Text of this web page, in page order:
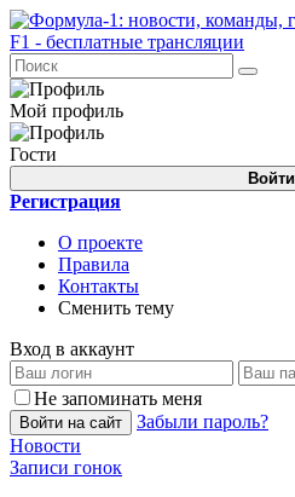
Мой профиль
Гости
Войти
Регистрация
О проекте
Правила
Контакты
Сменить тему
Вход в аккаунт
Не запоминать меня
Войти на сайт
Забыли пароль?
Новости
Записи гонок